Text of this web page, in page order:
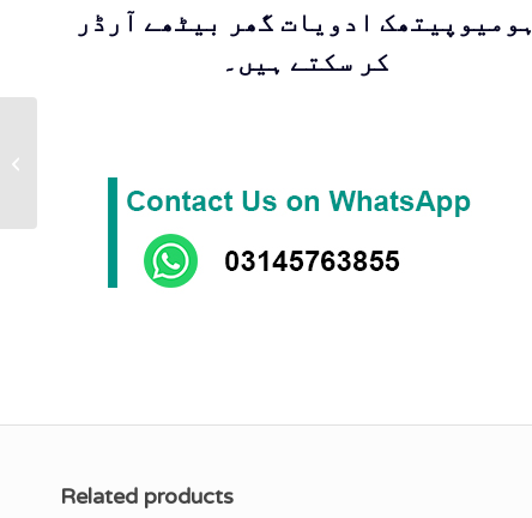
ہومیوپیتھک ادویات گھر بیٹھے آرڈر
کر سکتے ہیں۔
Related products